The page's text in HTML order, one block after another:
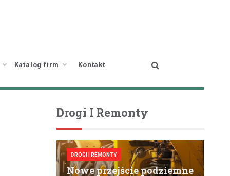
Katalog firm Kontakt
Drogi I Remonty
DROGI I REMONTY
Nowe przejście podziemne